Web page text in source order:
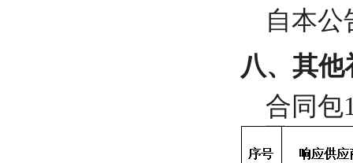
自本公
八、其
合同包